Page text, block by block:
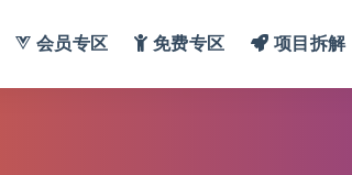
会员专区 免费专区 项目拆解